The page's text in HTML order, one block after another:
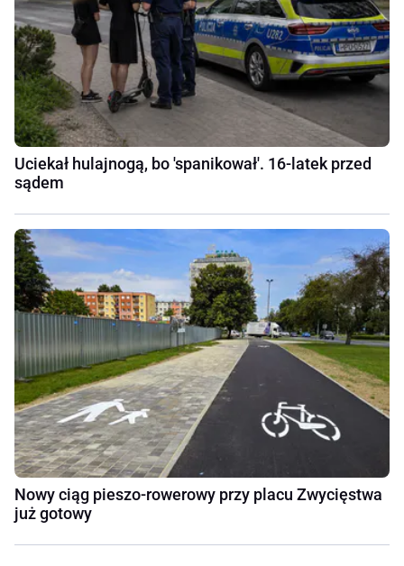
Uciekał hulajnogą, bo 'spanikował'. 16-latek przed
sądem
Nowy ciąg pieszo-rowerowy przy placu Zwycięstwa
już gotowy